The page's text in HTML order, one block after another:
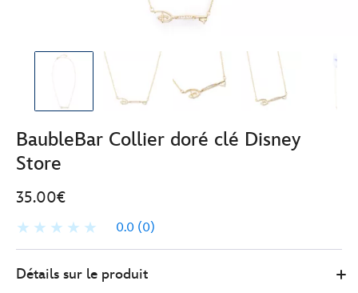
BaubleBar Collier doré clé Disney
Store
35.00€
0.0 (0)
Store
35.00
Détails sur le produit